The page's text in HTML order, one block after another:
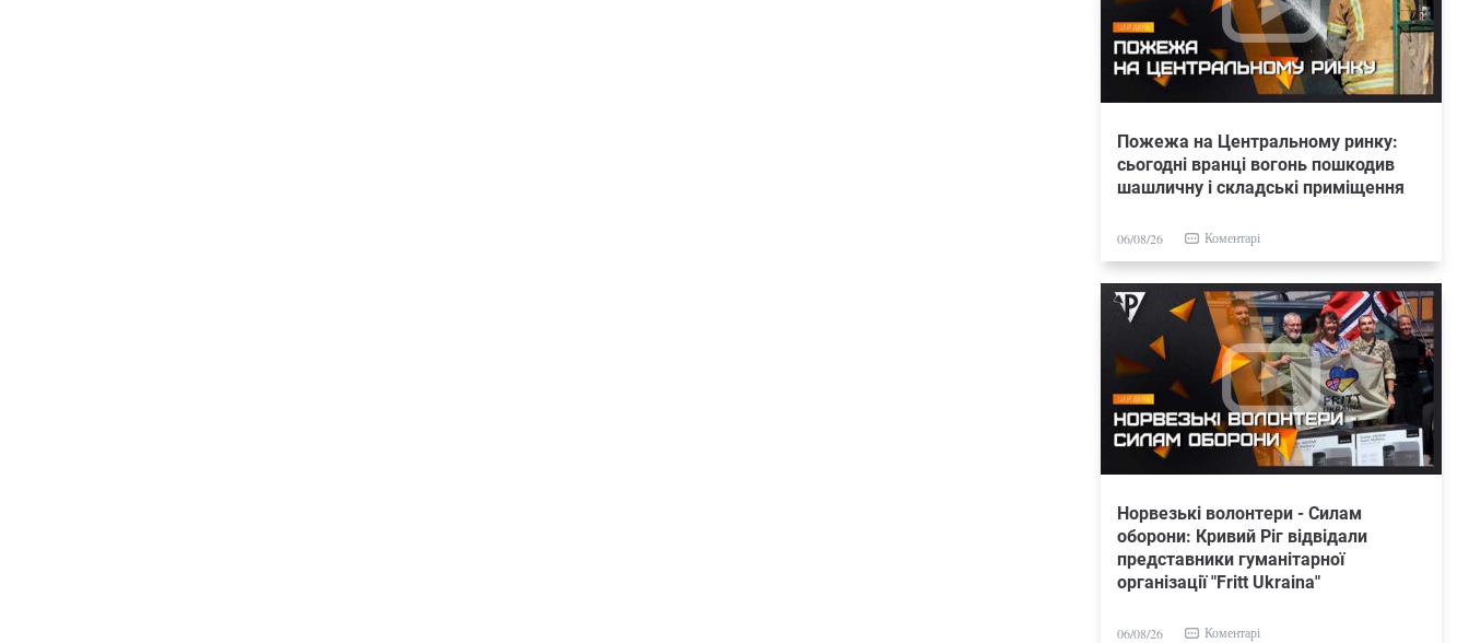
Пожежа на Центральному ринку:
сьогодні вранці вогонь пошкодив
шашличну і складські приміщення
06/08/26 Коментарі
Норвезькі волонтери - Силам
оборони: Кривий Ріг відвідали
представники гуманітарної
організації "Fritt Ukraina"
06/08/26 Коментарі